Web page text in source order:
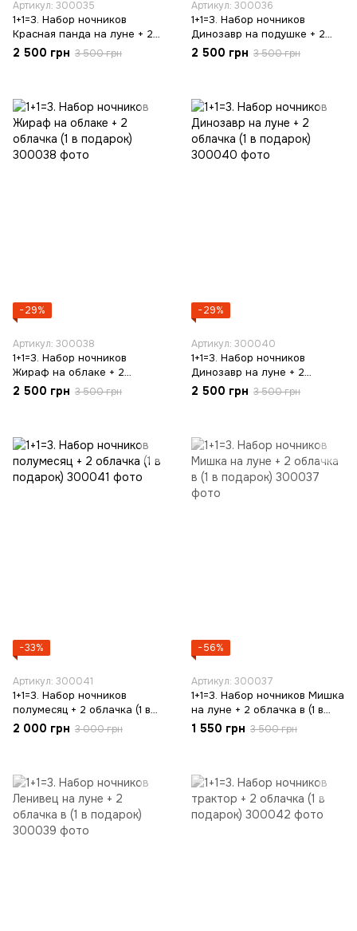
Артикул: 300035
1+1=3. Набор ночников
Красная панда на луне + 2
облачка (1 в подарок)
2 500 грн 3 500 грн
Артикул: 300036
1+1=3. Набор ночников
Динозавр на подушке + 2
облачка (1 в подарок)
2 500 грн 3 500 грн
−29%
Артикул: 300038
1+1=3. Набор ночников
Жираф на облаке + 2
облачка (1 в подарок)
2 500 грн 3 500 грн
−29%
Артикул: 300040
1+1=3. Набор ночников
Динозавр на луне + 2
облачка (1 в подарок)
2 500 грн 3 500 грн
−33%
Артикул: 300041
1+1=3. Набор ночников
полумесяц + 2 облачка (1 в
подарок)
2 000 грн 3 000 грн
−56%
Артикул: 300037
1+1=3. Набор ночников Мишка
на луне + 2 облачка в (1 в
подарок)
1 550 грн 3 500 грн